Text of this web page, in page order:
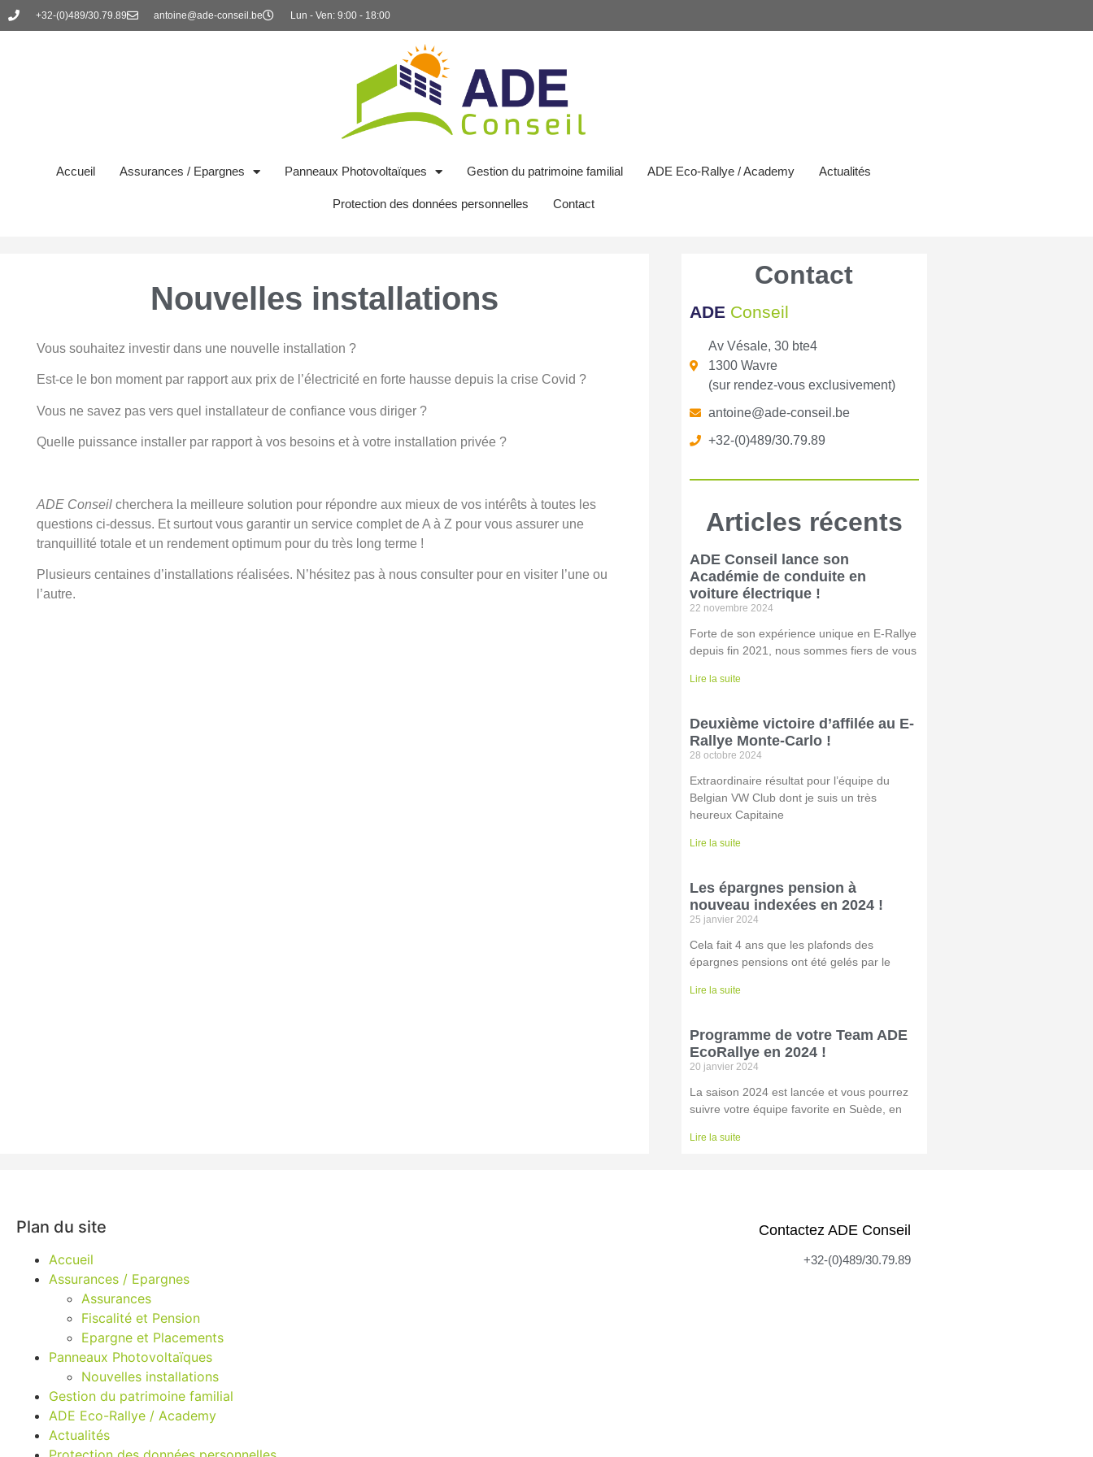
+32-(0)489/30.79.89 antoine@ade-conseil.be Lun - Ven: 9:00 - 18:00
Accueil Assurances / Epargnes Panneaux Photovoltaïques Gestion du patrimoine familial ADE Eco-Rallye / Academy Actualités
Protection des données personnelles Contact
Nouvelles installations
Vous souhaitez investir dans une nouvelle installation ?
Est-ce le bon moment par rapport aux prix de l’électricité en forte hausse depuis la crise Covid ?
Vous ne savez pas vers quel installateur de confiance vous diriger ?
Quelle puissance installer par rapport à vos besoins et à votre installation privée ?
ADE Conseil cherchera la meilleure solution pour répondre aux mieux de vos intérêts à toutes les
questions ci-dessus. Et surtout vous garantir un service complet de A à Z pour vous assurer une
tranquillité totale et un rendement optimum pour du très long terme !
Plusieurs centaines d’installations réalisées. N’hésitez pas à nous consulter pour en visiter l’une ou
l’autre.
Contact
ADE Conseil
Av Vésale, 30 bte4
1300 Wavre
(sur rendez-vous exclusivement)
antoine@ade-conseil.be
+32-(0)489/30.79.89
Articles récents
ADE Conseil lance son
Académie de conduite en
voiture électrique !
22 novembre 2024
Forte de son expérience unique en E-Rallye
depuis fin 2021, nous sommes fiers de vous
Lire la suite
Deuxième victoire d’affilée au E-
Rallye Monte-Carlo !
28 octobre 2024
Extraordinaire résultat pour l’équipe du
Belgian VW Club dont je suis un très
heureux Capitaine
Lire la suite
Les épargnes pension à
nouveau indexées en 2024 !
25 janvier 2024
Cela fait 4 ans que les plafonds des
épargnes pensions ont été gelés par le
Lire la suite
Programme de votre Team ADE
EcoRallye en 2024 !
20 janvier 2024
La saison 2024 est lancée et vous pourrez
suivre votre équipe favorite en Suède, en
Lire la suite
Plan du site
Accueil
Assurances / Epargnes
Assurances
Fiscalité et Pension
Epargne et Placements
Panneaux Photovoltaïques
Nouvelles installations
Gestion du patrimoine familial
ADE Eco-Rallye / Academy
Actualités
Contactez ADE Conseil
+32-(0)489/30.79.89